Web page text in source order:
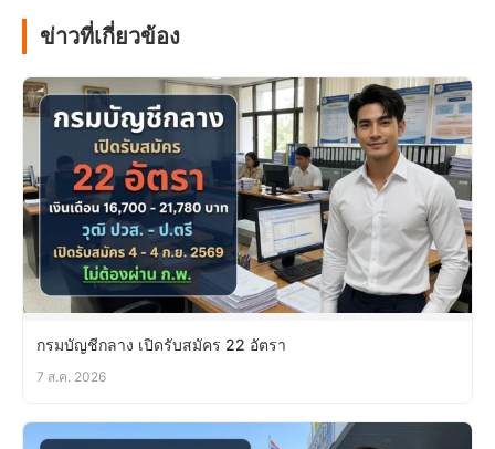
ข่าวที่เกี่ยวข้อง
กรมบัญชีกลาง เปิดรับสมัคร 22 อัตรา
7 ส.ค. 2026